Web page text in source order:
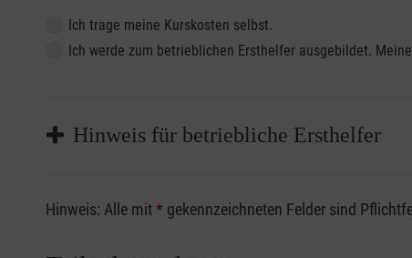
Ich trage meine Kurskosten selbst.
Ich werde zum betrieblichen Ersthelfer ausgebildet.
Hinweis für betriebliche Ersthelfer
Sofern Sie ein Kostenübernahmeverfahren Ihrer
vorliegen müssen. Andernfalls erfolgt eine
Hinweis: Alle mit* gekennzeichneten Felder sind